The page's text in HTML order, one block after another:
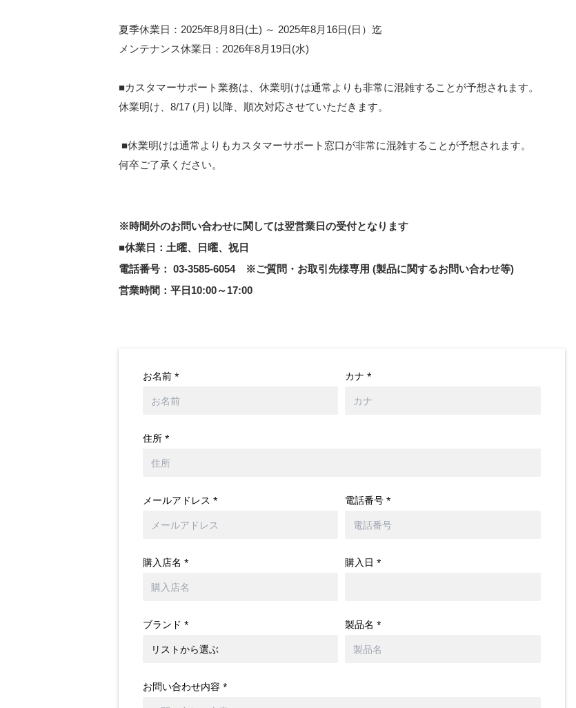
夏季休業日：2025年8月8日(土) ～ 2025年8月16日(日）迄
メンテナンス休業日：2026年8月19日(水)
■カスタマーサポート業務は、休業明けは通常よりも非常に混雑することが予想されます。
休業明け、8/17 (月) 以降、順次対応させていただきます。
■休業明けは通常よりもカスタマーサポート窓口が非常に混雑することが予想されます。
何卒ご了承ください。
※時間外のお問い合わせに関しては翌営業日の受付となります
■休業日：土曜、日曜、祝日
電話番号： 03-3585-6054 ※ご質問・お取引先様専用 (製品に関するお問い合わせ等)
営業時間：平日10:00～17:00
お名前 * カナ *
住所 *
メールアドレス * 電話番号 *
購入店名 * 購入日 *
ブランド * 製品名 *
お問い合わせ内容 *